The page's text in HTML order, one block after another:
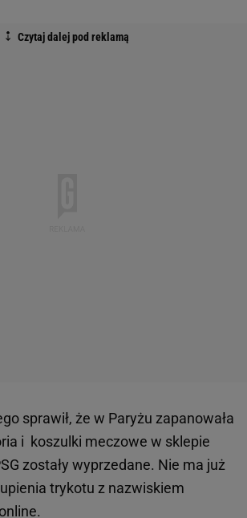
sprawił, że w Paryżu zapanowała
i koszulki meczowe w sklepie
zostały wyprzedane. Nie ma już
trykotu z nazwiskiem